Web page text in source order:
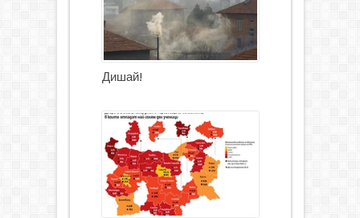
Дишай!